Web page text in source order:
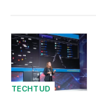
TECHTUD